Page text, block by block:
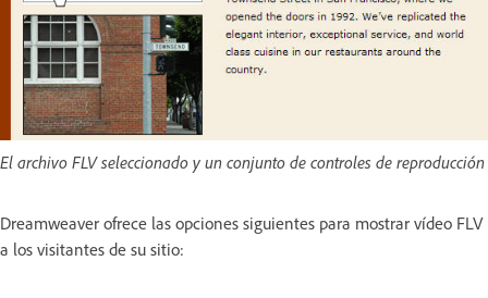
El archivo FLV seleccionado y un conjunto de controles de reproducción
Dreamweaver ofrece las opciones siguientes para mostrar vídeo FLV
a los visitantes de su sitio: